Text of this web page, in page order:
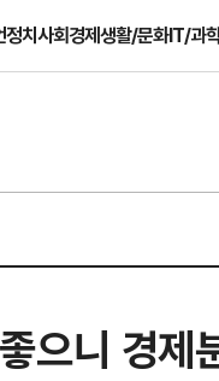
정치사회경제생활/문화IT/과
으니 경제